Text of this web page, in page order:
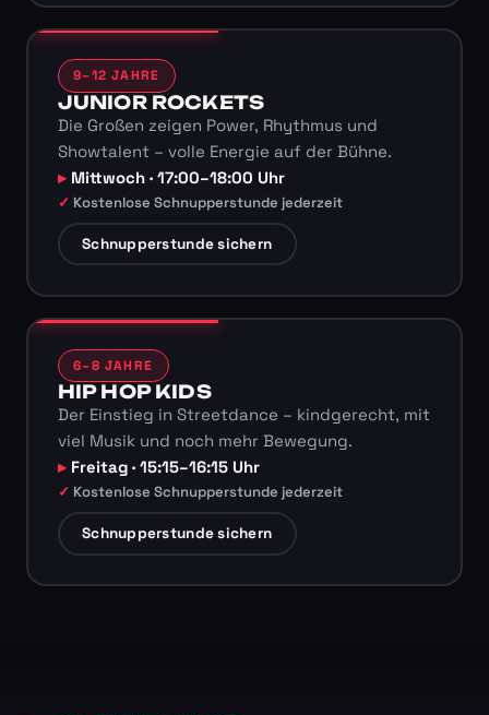
9–12 JAHRE
JUNIOR ROCKETS
Die Großen zeigen Power, Rhythmus und
Showtalent – volle Energie auf der Bühne.
Mittwoch · 17:00–18:00 Uhr
Kostenlose Schnupperstunde jederzeit
Schnupperstunde sichern
6–8 JAHRE
HIP HOP KIDS
Der Einstieg in Streetdance – kindgerecht, mit
viel Musik und noch mehr Bewegung.
Freitag · 15:15–16:15 Uhr
Kostenlose Schnupperstunde jederzeit
Schnupperstunde sichern